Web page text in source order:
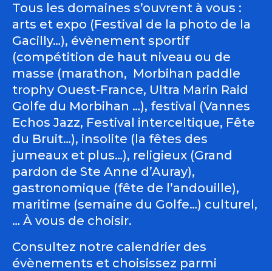
Tous les domaines s’ouvrent à vous :
arts et expo (Festival de la photo de la
Gacilly…), évènement sportif
(compétition de haut niveau ou de
masse (marathon, Morbihan paddle
trophy Ouest-France, Ultra Marin Raid
Golfe du Morbihan …), festival (Vannes
Echos Jazz, Festival interceltique, Fête
du Bruit…), insolite (la fêtes des
jumeaux et plus…), religieux (Grand
pardon de Ste Anne d’Auray),
gastronomique (fête de l’andouille),
maritime (semaine du Golfe…) culturel,
… À vous de choisir.
Consultez notre calendrier des
évènements et choisissez parmi